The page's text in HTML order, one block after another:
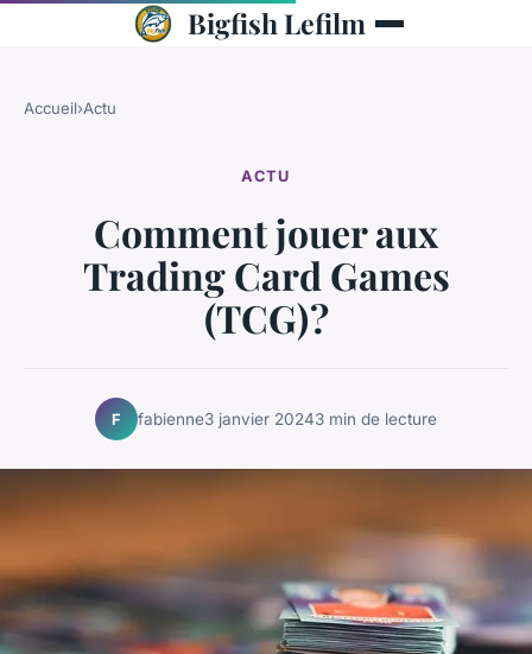
Bigfish Lefilm
Accueil›Actu
ACTU
Comment jouer aux
Trading Card Games
(TCG) ?
F fabienne3 janvier 20243 min de lecture